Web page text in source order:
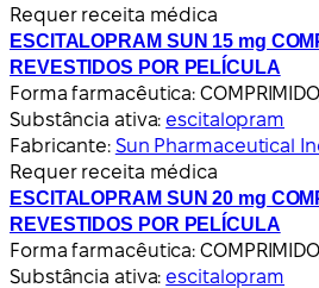
Requer receita médica
ESCITALOPRAM SUN 15 mg
REVESTIDOS POR PELÍCULA
Forma farmacêutica:
Substância ativa: escitalopram
Fabricante: Sun Pharmaceutical
Requer receita médica
ESCITALOPRAM SUN 20 mg
REVESTIDOS POR PELÍCULA
Forma farmacêutica:
Substância ativa: escitalopram